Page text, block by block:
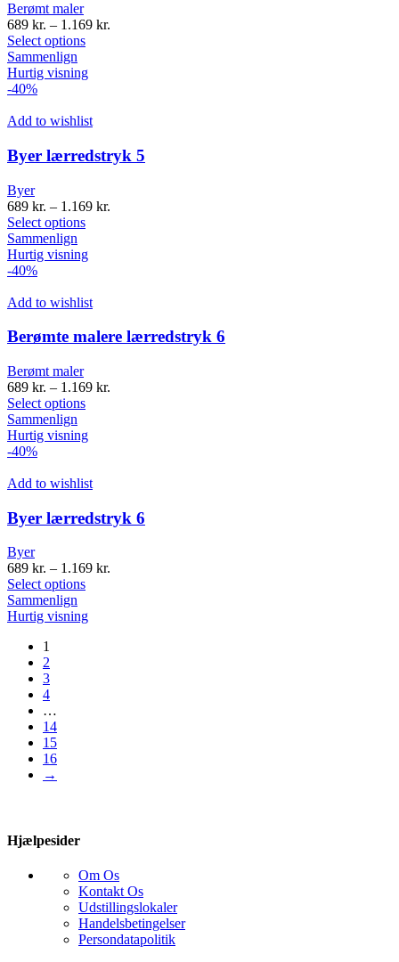
Berømt maler
689 kr. – 1.169 kr.
Select options
Sammenlign
Hurtig visning
-40%
Add to wishlist
Byer lærredstryk 5
Byer
689 kr. – 1.169 kr.
Select options
Sammenlign
Hurtig visning
-40%
Add to wishlist
Berømte malere lærredstryk 6
Berømt maler
689 kr. – 1.169 kr.
Select options
Sammenlign
Hurtig visning
-40%
Add to wishlist
Byer lærredstryk 6
Byer
689 kr. – 1.169 kr.
Select options
Sammenlign
Hurtig visning
1
2
3
4
…
14
15
16
→
Hjælpesider
Om Os
Kontakt Os
Udstillingslokaler
Handelsbetingelser
Persondatapolitik